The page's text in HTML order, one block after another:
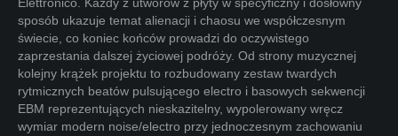
sposób ukazuje temat alienacji i chaosu we współczesnym
świecie, co koniec końców prowadzi do oczywistego
zaprzestania dalszej życiowej podróży. Od strony muzycznej
kolejny krążek projektu to rozbudowany zestaw twardych
rytmicznych beatów pulsującego electro i basowych sekwencji
EBM reprezentujących nieskazitelny, wypolerowany wręcz
wymiar modern noise/electro przy jednoczesnym zachowaniu